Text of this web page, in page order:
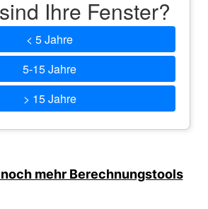
Ihre Fenster?
< 5 Jahre
5-15 Jahre
> 15 Jahre
mehr Berechnungstools